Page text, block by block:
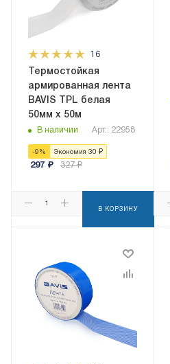
16
Термостойкая
армированная лента
BAVIS TPL белая
50мм x 50м
В наличии Арт.: 22958
-9 % Экономия 30 ₽
297 ₽ 327₽
В КОРЗИНУ